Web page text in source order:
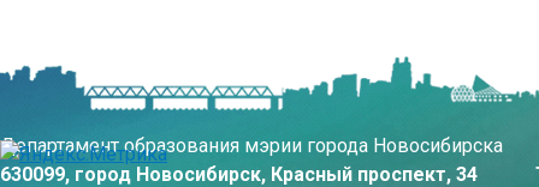
Департамент образования мэрии города Новосибирска
630099, город Новосибирск, Красный проспект, 34